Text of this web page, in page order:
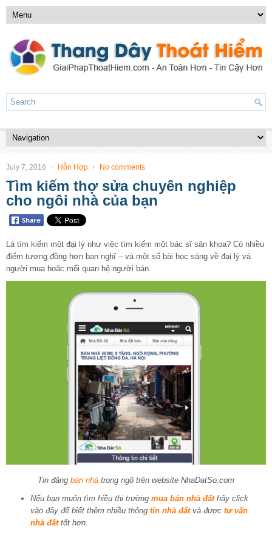
July 7, 2016 Hỗn Hợp No comments
Tìm kiếm thợ sửa chuyên nghiệp
cho ngôi nhà của bạn
Là tìm kiếm một đại lý như việc tìm kiếm một bác sĩ sản khoa? Có nhiều
điểm tương đồng hơn bạn nghĩ – và một số bài học sáng về đại lý và
người mua hoặc mối quan hệ người bán.
Tin đăng bán nhà trong ngõ trên website NhaDatSo.com
Nếu bạn muôn tìm hiều thị trường mua bán nhà đấthãy click
vào đây để biết thêm nhiều thông tin nhà đấtvà được tư vấn
nhà đấttốt hơn.